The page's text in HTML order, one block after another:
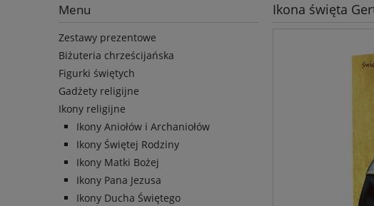
Menu
Zestawy prezentowe
Biżuteria chrześcijańska
Figurki świętych
Gadżety religijne
Ikony religijne
Ikony Aniołów i Archaniołów
Ikony Świętej Rodziny
Ikony Matki Bożej
Ikony Pana Jezusa
Ikony Ducha Świętego
Ikona święta